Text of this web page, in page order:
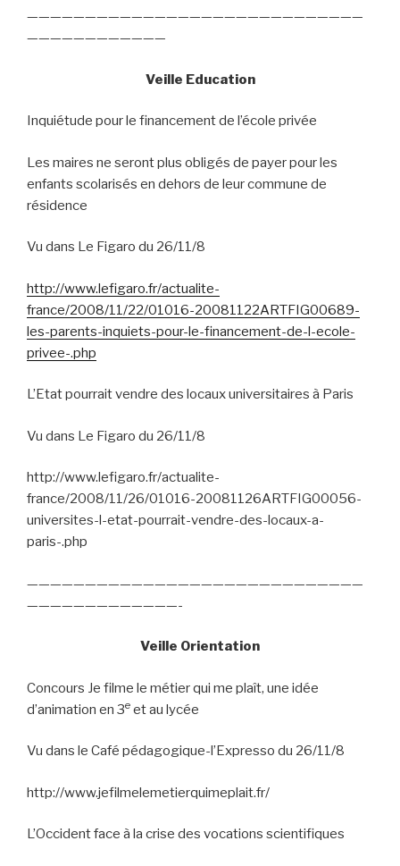
—————————————————————————————
————————————
Veille Education
Inquiétude pour le financement de l’école privée
Les maires ne seront plus obligés de payer pour les
enfants scolarisés en dehors de leur commune de
résidence
Vu dans Le Figaro du 26/11/8
http://www.lefigaro.fr/actualite-
france/2008/11/22/01016-20081122ARTFIG00689-
les-parents-inquiets-pour-le-financement-de-l-ecole-
privee-.php
L’Etat pourrait vendre des locaux universitaires à Paris
Vu dans Le Figaro du 26/11/8
http://www.lefigaro.fr/actualite-
france/2008/11/26/01016-20081126ARTFIG00056-
universites-l-etat-pourrait-vendre-des-locaux-a-
paris-.php
—————————————————————————————
—————————————-
Veille Orientation
Concours Je filme le métier qui me plaît, une idée
d’animation en 3e et au lycée
Vu dans le Café pédagogique-l’Expresso du 26/11/8
http://www.jefilmelemetierquimeplait.fr/
L’Occident face à la crise des vocations scientifiques